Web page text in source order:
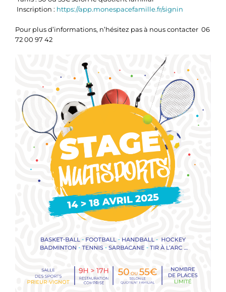
Inscription : https://app.monespacefamille.fr/signin
Pour plus d’informations, n’hésitez pas à nous contacter 06
72 00 97 42